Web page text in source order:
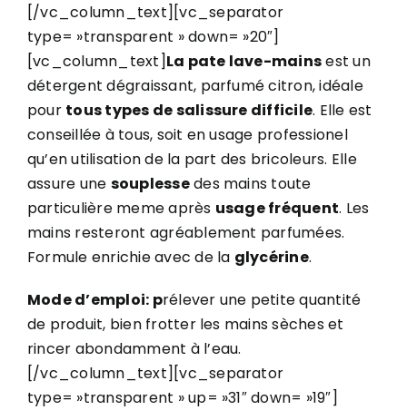
[/vc_column_text][vc_separator
type= »transparent » down= »20″]
[vc_column_text]La pate lave-mainsest un
détergent dégraissant, parfumé citron, idéale
pour tous types de salissure difficile. Elle est
conseillée à tous, soit en usage professionel
qu’en utilisation de la part des bricoleurs. Elle
assure une souplessedes mains toute
particulière meme après usage fréquent. Les
mains resteront agréablement parfumées.
Formule enrichie avec de la glycérine.
Mode d’emploi: prélever une petite quantité
de produit, bien frotter les mains sèches et
rincer abondamment à l’eau.
[/vc_column_text][vc_separator
type= »transparent » up= »31″ down= »19″]